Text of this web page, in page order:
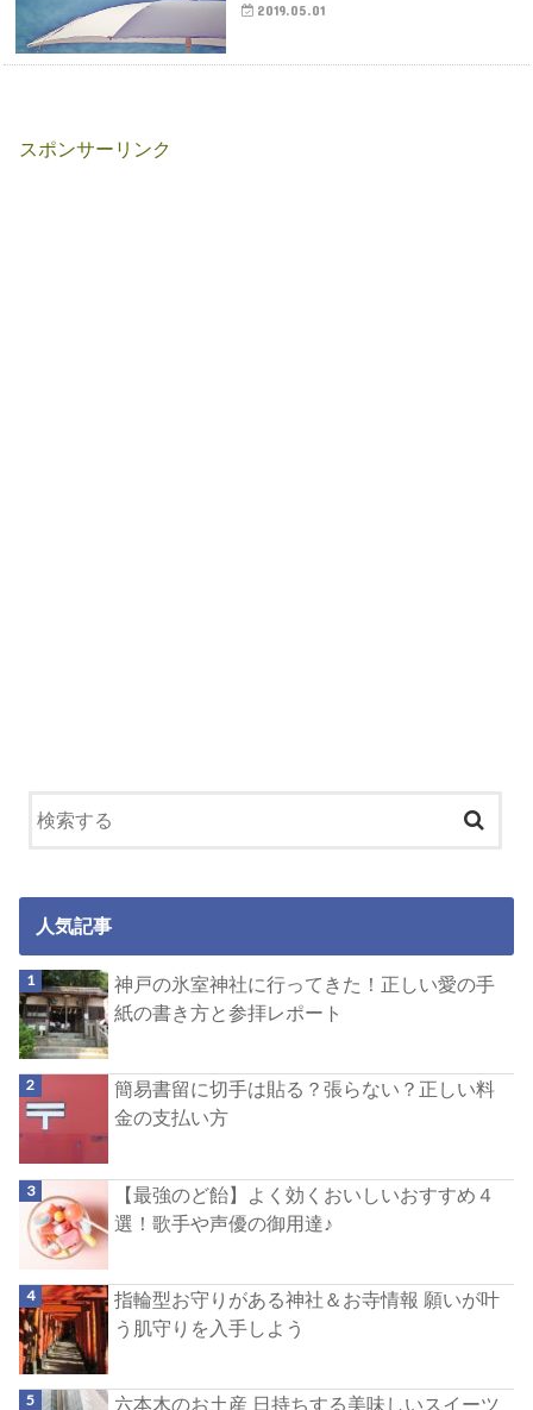
2019.05.01
スポンサーリンク
人気記事
神戸の氷室神社に行ってきた！正しい愛の手
紙の書き方と参拝レポート
簡易書留に切手は貼る？張らない？正しい料
金の支払い方
【最強のど飴】よく効くおいしいおすすめ４
選！歌手や声優の御用達♪
指輪型お守りがある神社＆お寺情報 願いが叶
う肌守りを入手しよう
六本木のお土産 日持ちする美味しいスイーツ